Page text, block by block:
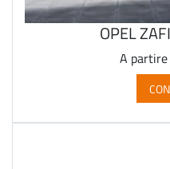
OPEL
A partire